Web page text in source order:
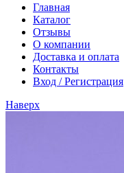
Главная
Каталог
Отзывы
О компании
Доставка и оплата
Контакты
Вход / Регистрация
Наверх